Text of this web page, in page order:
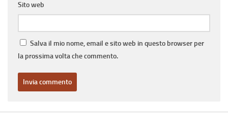
Sito web
Salva il mio nome, email e sito web in questo browser per
la prossima volta che commento.